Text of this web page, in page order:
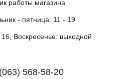
работы магазина
- пятница: 11 - 19
Воскресенье: выходной
(063) 568-58-20